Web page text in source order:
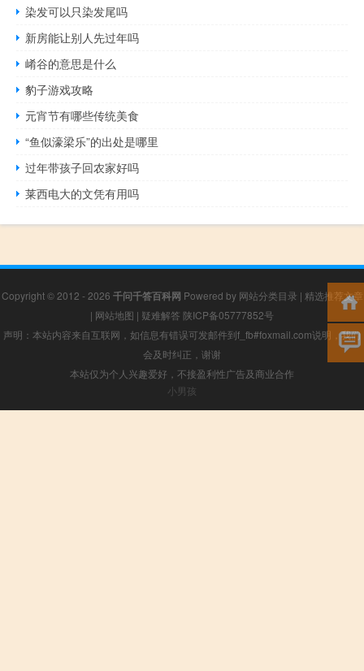
染发可以只染发尾吗
新房能让别人先过年吗
崤谷的意思是什么
豹子游戏攻略
元宵节有哪些传统美食
“鱼似濠梁乐”的出处是哪里
过年带孩子回农家好吗
莱西电大的文凭有用吗
Copyright © 2012 - 2026 千问千答百科网 Powered by 网站分类目录 | 精选推荐文章
| 网站地图 | 疑难解答 陕ICP备05777852号
声明：本站内容来自互联网，如信息有错误可发邮件到f_fb#foxmail.com说明，我们
会及时纠正，谢谢
本站仅为个人兴趣爱好，不接盈利性广告及商业合作
小男孩